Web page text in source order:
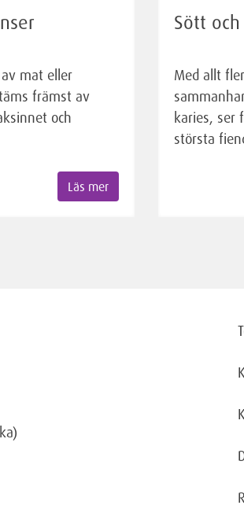
mat eller
främst av
och
Läs mer
Sött
Med allt
karies, ser
största